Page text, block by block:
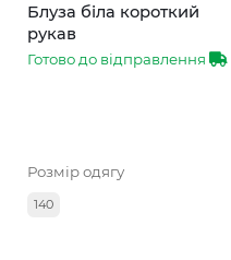
Блуза біла короткий
рукав
Готово до відправлення
Розмір одягу
140